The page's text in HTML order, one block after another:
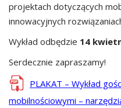
projektach dotyczących
innowacyjnych
Wykład odbędzie 14
Serdecznie zapraszamy!
PLAKAT – Wykład
mobilnościowymi –